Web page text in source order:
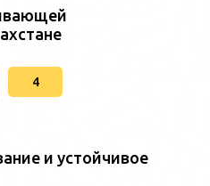
4
и устойчивое